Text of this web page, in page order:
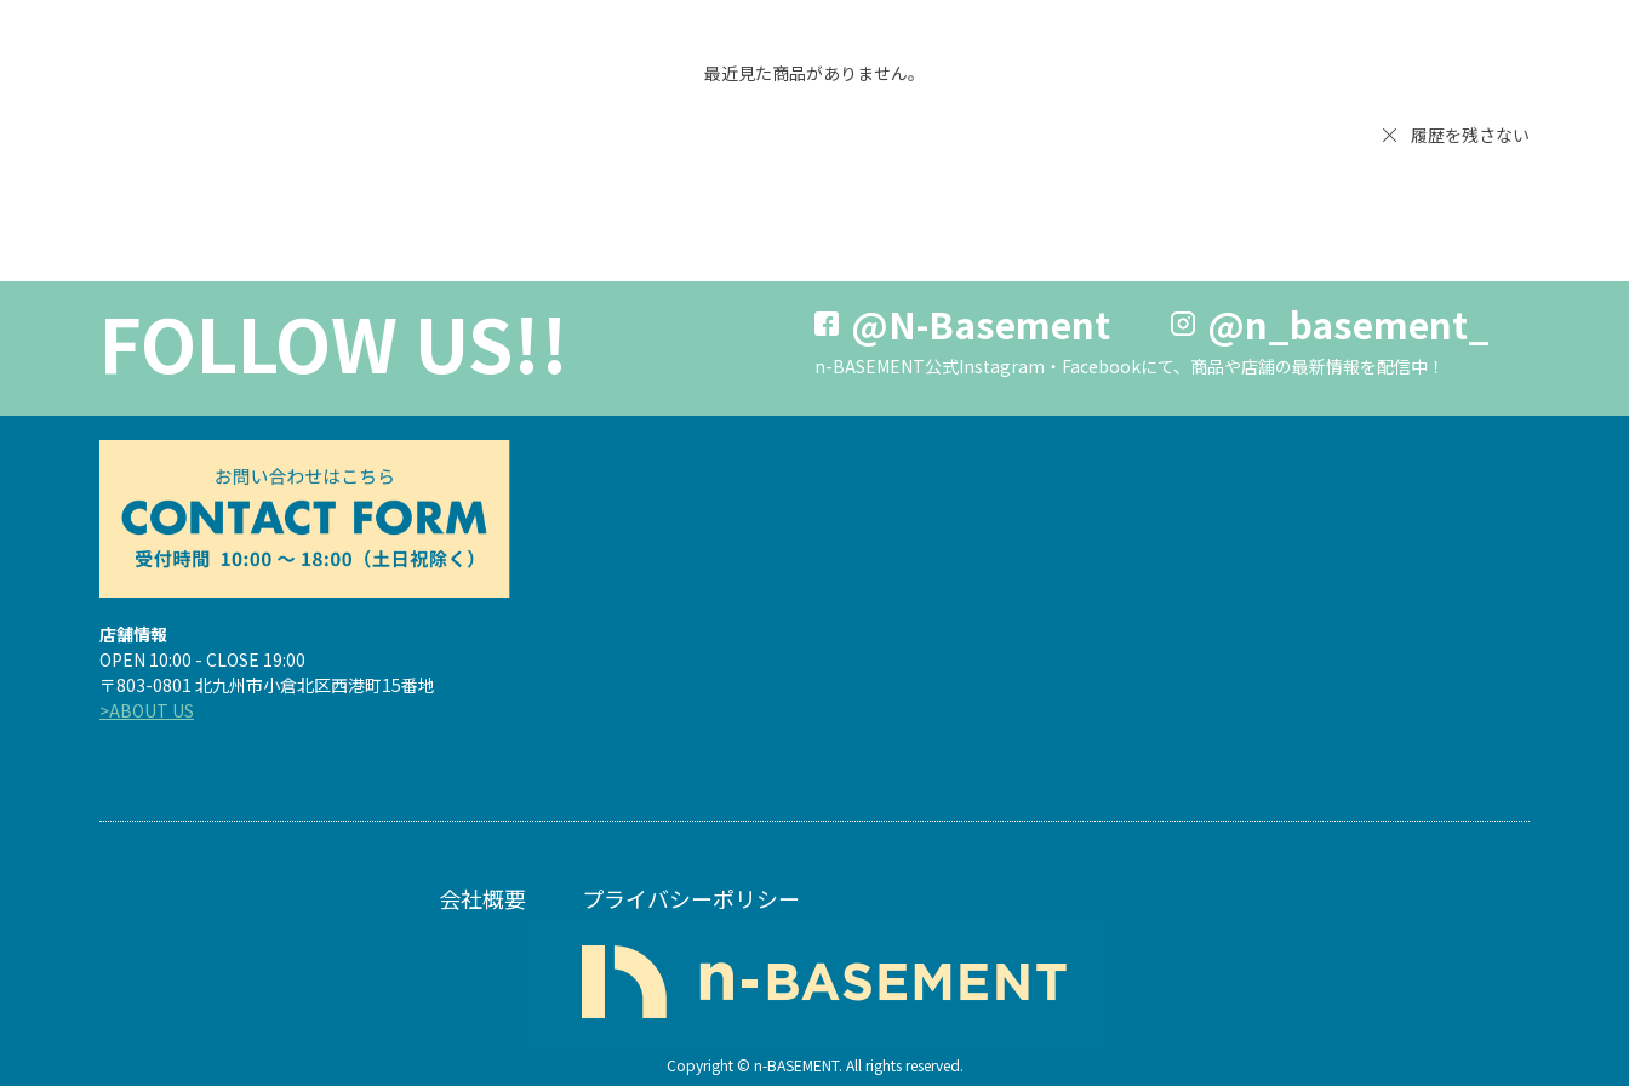
最近見た商品がありません。
履歴を残さない
FOLLOW US!! @N-Basement @n_basement_
n-BASEMENT公式Instagram・Facebookにて、商品や店舗の最新情報を配信中！
店舗情報
OPEN 10:00 - CLOSE 19:00
〒803-0801 北九州市小倉北区西港町15番地
>ABOUT US
会社概要 プライバシーポリシー
Copyright © n-BASEMENT. All rights reserved.